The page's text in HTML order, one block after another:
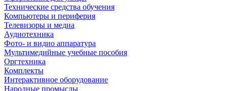
Технические средства обучения
Компьютеры и периферия
Телевизоры и медиа
Аудиотехника
Фото- и видио аппаратура
Мультимедийные учебные пособия
Оргтехника
Комплекты
Интерактивное оборудование
Народные промыслы